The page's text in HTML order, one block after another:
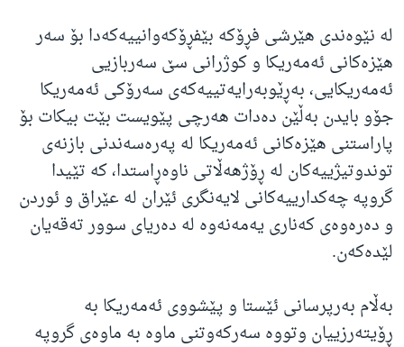
لە نێوەندی هێرشی فڕۆکە بێفڕۆکەوانییەکەدا بۆ سەر
هێزەکانی ئەمەریکا و کوژرانی سێ سەربازیی
ئەمەریکایی، بەڕێوبەرایەتییەکەی سەرۆکی ئەمەریکا
جۆو بایدن بەڵێن دەدات هەرچی پێویست بێت بیکات بۆ
پاراستنی هێزەکانی ئەمەریکا لە پەرەسەندنی بازنەی
توندوتیژییەکان لە ڕۆژهەڵاتی ناوەڕاستدا، کە تێیدا
گروپە چەکدارییەکانی لایەنگری ئێران لە عێراق و ئوردن
و دەرەوەی کەناری یەمەنەوە لە دەریای سوور تەقەیان
لێدەکەن.
بەڵام بەرپرسانی ئێستا و پێشووی ئەمەریکا بە
ڕۆیتەرزییان وتووە سەرکەوتنی ماوە بە ماوەی گروپە